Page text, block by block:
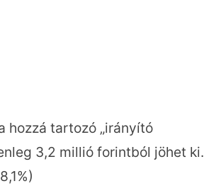
hozzá tartozó „irányító
3,2 millió forintból jöhet ki.